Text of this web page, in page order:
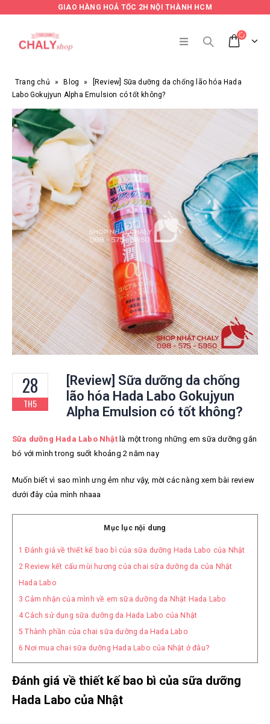
GIAO HÀNG HOẢ TỐC 2H NỘI THÀNH HCM
Trang chủ » Blog »
[Review] Sữa dưỡng da chống lão hóa Hada
Labo Gokujyun Alpha Emulsion có tốt không?
28
TH5
[Review] Sữa dưỡng da chống
lão hóa Hada Labo Gokujyun
Alpha Emulsion có tốt không?
Sữa dưỡng Hada Labo Nhậtlà một trong những em sữa dưỡng gắn
bó với mình trong suốt khoảng 2 năm nay
Muốn biết vì sao mình ưng ẻm như vậy, mời các nàng xem bài review
dưới đây của mình nhaaa
Mục lục nội dung
1 Đánh giá về thiết kế bao bì của sữa dưỡng Hada Labo của Nhật
2 Review kết cấu mùi hương của chai sữa dưỡng da của Nhật
Hada Labo
3 Cảm nhận của mình về em sữa dưỡng da Nhật Hada Labo
4Cách sử dụng sữa dưỡng da Hada Labo của Nhật
5 Thành phần của chai sữa dưỡng da Hada Labo
6 Nơi mua chai sữa dưỡng Hada Labo của Nhật ở đâu?
Đánh giá về thiết kế bao bì của sữa dưỡng
Hada Labo của Nhật